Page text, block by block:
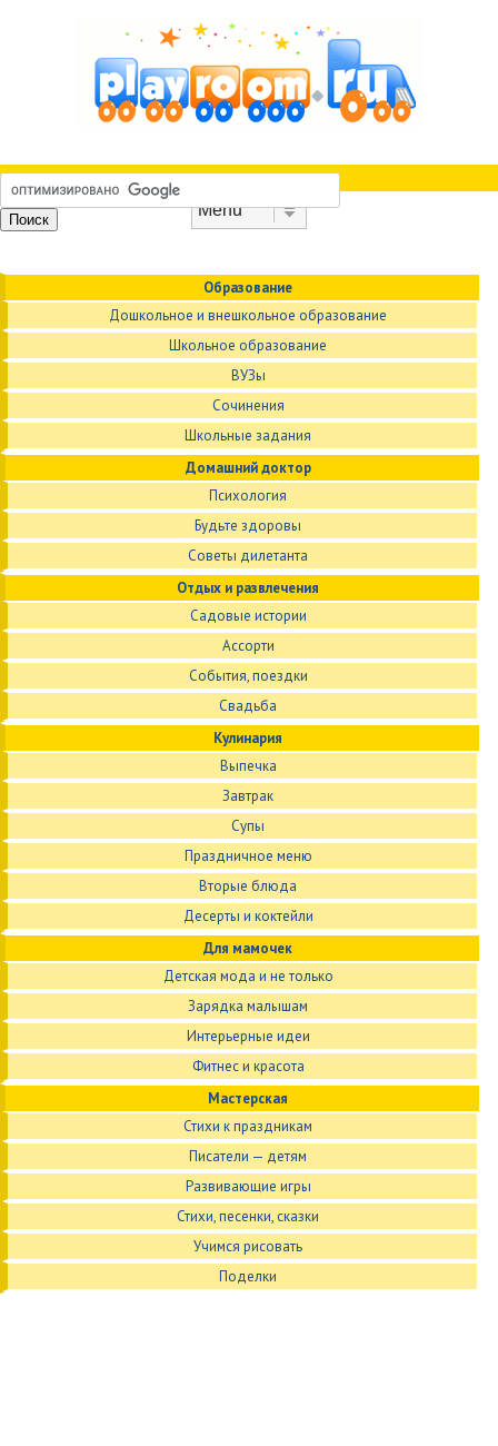
Образование
Дошкольное и внешкольное образование
Школьное образование
ВУЗы
Сочинения
Школьные задания
Домашний доктор
Психология
Будьте здоровы
Советы дилетанта
Отдых и развлечения
Садовые истории
Ассорти
События, поездки
Свадьба
Кулинария
Выпечка
Завтрак
Супы
Праздничное меню
Вторые блюда
Десерты и коктейли
Для мамочек
Детская мода и не только
Зарядка малышам
Интерьерные идеи
Фитнес и красота
Мастерская
Стихи к праздникам
Писатели — детям
Развивающие игры
Стихи, песенки, сказки
Учимся рисовать
Поделки